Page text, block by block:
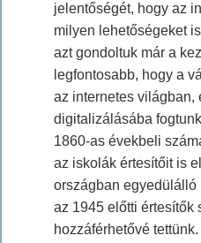
jelentőségét, hogy az
milyen lehetőségeket
azt gondoltuk már a
legfontosabb, hogy a
az internetes világban,
digitalizálásába
1860-as évekbeli
az iskolák értesítőit is
országban egyedülálló
az 1945 előtti értesítők
hozzáférhetővé